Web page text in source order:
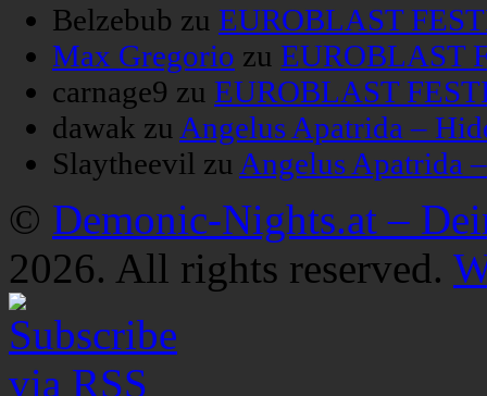
Belzebub zu EUROBLAST
Max Gregorio zu EUROBLAST
carnage9 zu EUROBLAST
dawak zu Angelus Apatrida –
Slaytheevil zu Angelus Apatrida
© Demonic-Nights.at –
2026. All rights reserved.